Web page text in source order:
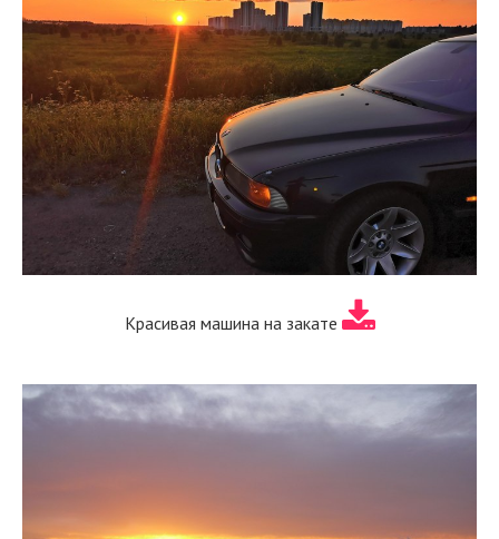
Красивая машина на закате